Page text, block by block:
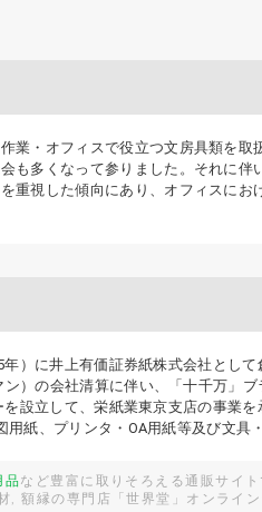
業・オフィスで役立つ文房具類を取
も多くなって参りました。それに伴
重視した傾向にあり、オフィスにお
）に井上有価証券紙株式会社とし
）の会社清算に伴い、「十千万」
設立して、栄紙業東京支店の事業
紙、プリンタ・OA用紙等及び文具
品など豊富に取りそろえる通販サイト
, 額縁の専門店「世界堂」オンライ